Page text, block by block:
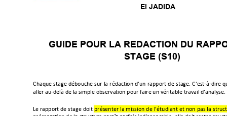
El JADIDA
GUIDE POUR LA REDACTION DU
STAGE (S10)
          

           